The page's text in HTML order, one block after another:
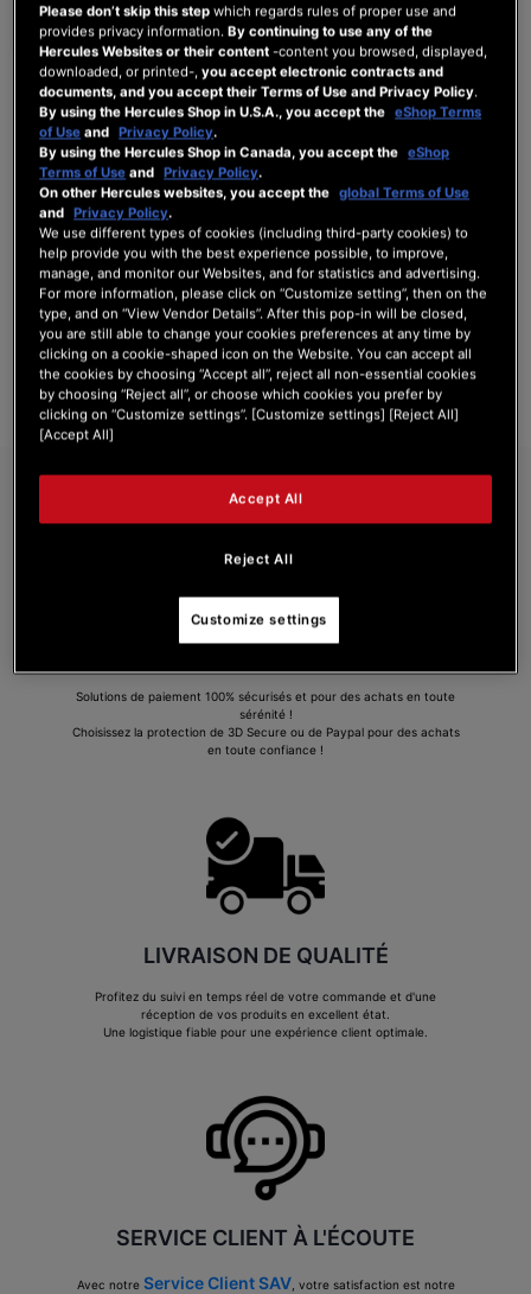
SE CONNECTER
Mot de passe oublié ?
NOUVEAUX CLIENTS
Créer un compte a de nombreux avantages : commander plus rapidement, enregistrer
plusieurs adresses, suivre vos commandes et plus encore.
CRÉER UN COMPTE
Solutions de paiement 100% sécurisés et pour des achats en toute
sérénité !
Choisissez la protection de 3D Secure ou de Paypal pour des achats
en toute confiance !
LIVRAISON DE QUALITÉ
Profitez du suivi en temps réel de votre commande et d'une
réception de vos produits en excellent état.
Une logistique fiable pour une expérience client optimale.
SERVICE CLIENT À L'ÉCOUTE
Avec notre Service Client SAV, votre satisfaction est notre
Please don’t skip this step which regards rules of proper use and
provides privacy information.By continuing to use any of the
Hercules Websites or their content -content you browsed, displayed,
downloaded, or printed-,you accept electronic contracts and
documents, and you accept their Terms of Use and Privacy Policy.
By using the Hercules Shop in U.S.A., you accept the eShop Terms
of Use and Privacy Policy.
By using the Hercules Shop in Canada, you accept the eShop
Terms of Use and Privacy Policy.
On other Hercules websites, you accept the global Terms of Use
and Privacy Policy.
We use different types of cookies (including third-party cookies) to
help provide you with the best experience possible, to improve,
manage, and monitor our Websites, and for statistics and advertising.
For more information, please click on “Customize setting”, then on the
type, and on “View Vendor Details”. After this pop-in will be closed,
you are still able to change your cookies preferences at any time by
clicking on a cookie-shaped icon on the Website. You can accept all
the cookies by choosing “Accept all”, reject all non-essential cookies
by choosing “Reject all”, or choose which cookies you prefer by
clicking on “Customize settings”. [Customize settings] [Reject All]
[Accept All]
Reject All
Accept All
Customize settings